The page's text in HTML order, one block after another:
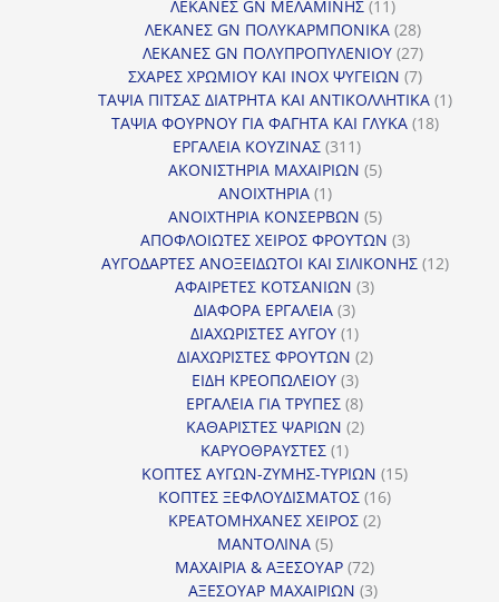
ΛΕΚΑΝΕΣ GN ΜΕΛΑΜΙΝΗΣ 1111
προϊόντα
ΛΕΚΑΝΕΣ GN ΠΟΛΥΚΑΡΜΠΟΝΙΚΑ 2828
προϊόντα
ΛΕΚΑΝΕΣ GN ΠΟΛΥΠΡΟΠΥΛΕΝΙΟΥ 2727
προϊόντα
ΣΧΑΡΕΣ ΧΡΩΜΙΟΥ ΚΑΙ INOX ΨΥΓΕΙΩΝ 77
προϊόντα
ΤΑΨΙΑ ΠΙΤΣΑΣ ΔΙΑΤΡΗΤΑ ΚΑΙ ΑΝΤΙΚΟΛΛΗΤΙΚΑ 11
ΤΑΨΙΑ ΦΟΥΡΝΟΥ ΓΙΑ ΦΑΓΗΤΑ ΚΑΙ ΓΛΥΚΑ 1818
ΕΡΓΑΛΕΙΑ ΚΟΥΖΙΝΑΣ 311311
προϊόντα
ΑΚΟΝΙΣΤΗΡΙΑ ΜΑΧΑΙΡΙΩΝ 55
ΑΝΟΙΧΤΗΡΙΑ 11
προϊόν
ΑΝΟΙΧΤΗΡΙΑ ΚΟΝΣΕΡΒΩΝ 55
προϊόντα
ΑΠΟΦΛΟΙΩΤΕΣ ΧΕΙΡΟΣ ΦΡΟΥΤΩΝ 33
προϊόντα
ΑΥΓΟΔΑΡΤΕΣ ΑΝΟΞΕΙΔΩΤΟΙ ΚΑΙ ΣΙΛΙΚΟΝΗΣ 1212
ΑΦΑΙΡΕΤΕΣ ΚΟΤΣΑΝΙΩΝ 33
ΔΙΑΦΟΡΑ ΕΡΓΑΛΕΙΑ 33
προϊόντα
ΔΙΑΧΩΡΙΣΤΕΣ ΑΥΓΟΥ 11
προϊόν
ΔΙΑΧΩΡΙΣΤΕΣ ΦΡΟΥΤΩΝ 22
ΕΙΔΗ ΚΡΕΟΠΩΛΕΙΟΥ 33
προϊόντα
ΕΡΓΑΛΕΙΑ ΓΙΑ ΤΡΥΠΕΣ 88
προϊόντα
ΚΑΘΑΡΙΣΤΕΣ ΨΑΡΙΩΝ 22
ΚΑΡΥΟΘΡΑΥΣΤΕΣ 11
προϊόν
ΚΟΠΤΕΣ ΑΥΓΩΝ-ΖΥΜΗΣ-ΤΥΡΙΩΝ 1515
ΚΟΠΤΕΣ ΞΕΦΛΟΥΔΙΣΜΑΤΟΣ 1616
ΚΡΕΑΤΟΜΗΧΑΝΕΣ ΧΕΙΡΟΣ 22
ΜΑΝΤΟΛΙΝΑ 55
προϊόντα
ΜΑΧΑΙΡΙΑ & ΑΞΕΣΟΥΑΡ 7272
προϊόντα
ΑΞΕΣΟΥΑΡ ΜΑΧΑΙΡΙΩΝ 33